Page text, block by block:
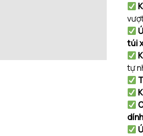
túi
tự
dính